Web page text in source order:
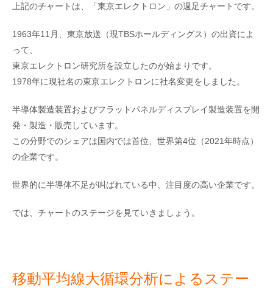
上記のチャートは、「東京エレクトロン」の週足チャートです。
1963年11月、東京放送（現TBSホールディングス）の出資によ
って、
東京エレクトロン研究所を設立したのが始まりです。
1978年に現社名の東京エレクトロンに社名変更をしました。
半導体製造装置およびフラットパネルディスプレイ製造装置を開
発・製造・販売しています。
この分野でのシェアは国内では首位、世界第4位（2021年時点）
の企業です。
世界的に半導体不足が叫ばれている中、注目度の高い企業です。
では、チャートのステージを見ていきましょう。
移動平均線大循環分析によるステー